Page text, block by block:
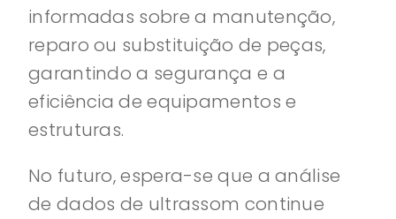
informadas sobre a manutenção,
reparo ou substituição de peças,
garantindo a segurança e a
eficiência de equipamentos e
estruturas.
No futuro, espera-se que a análise
de dados de ultrassom continue